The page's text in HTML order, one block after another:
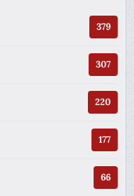
379
307
220
177
66